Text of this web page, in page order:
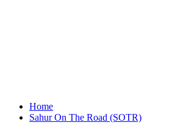
Home
Sahur On The Road (SOTR)